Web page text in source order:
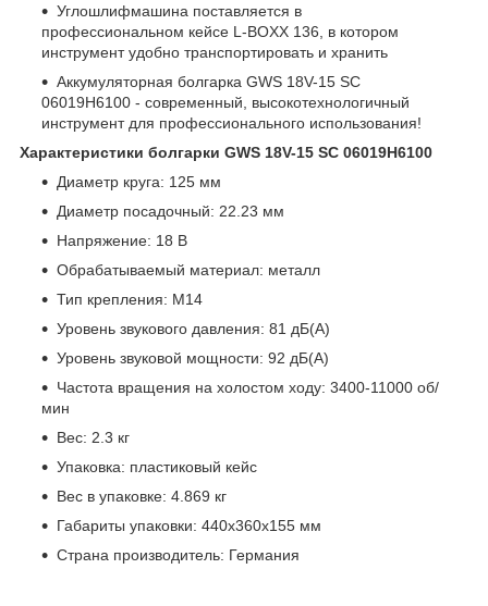
Углошлифмашина поставляется в
профессиональном кейсе L-BOXX 136, в котором
инструмент удобно транспортировать и хранить
Аккумуляторная болгарка GWS 18V-15 SC
06019H6100 - современный, высокотехнологичный
инструмент для профессионального использования!
Характеристики болгарки GWS 18V-15 SC 06019H6100
Диаметр круга: 125 мм
Диаметр посадочный: 22.23 мм
Напряжение: 18 В
Обрабатываемый материал: металл
Тип крепления: М14
Уровень звукового давления: 81 дБ(А)
Уровень звуковой мощности: 92 дБ(А)
Частота вращения на холостом ходу: 3400-11000 об/
мин
Вес: 2.3 кг
Упаковка: пластиковый кейс
Вес в упаковке: 4.869 кг
Габариты упаковки: 440х360х155 мм
Страна производитель: Германия